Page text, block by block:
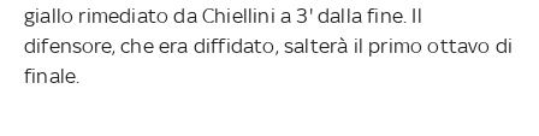
giallo rimediato da Chiellini a 3' dalla fine. Il
difensore, che era diffidato, salterà il primo ottavo di
finale.